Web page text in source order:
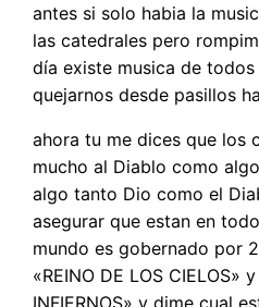
antes si solo habia la
las catedrales pero
día existe musica de
quejarnos desde pasillos
ahora tu me dices que los
mucho al Diablo como
algo tanto Dio como el
asegurar que estan en
mundo es gobernado por
«REINO DE LOS CIELOS»
INFIERNOS» y dime cual